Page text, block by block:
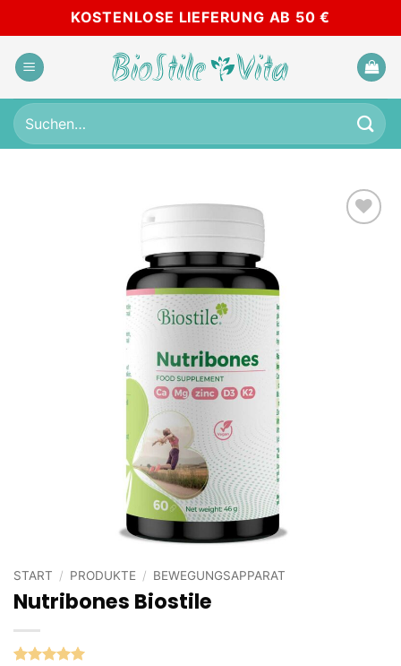
Inhalt
springen
KOSTENLOSE LIEFERUNG AB 50 €
Suchen
nach:
START / PRODUKTE / BEWEGUNGSAPPARAT
Nutribones Biostile